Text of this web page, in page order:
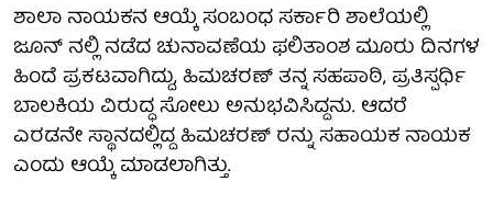
ಶಾಲಾ ನಾಯಕನ ಆಯ್ಕೆ ಸಂಬಂಧ ಸರ್ಕಾರಿ ಶಾಲೆಯಲ್ಲಿ
ಜೂನ್ ನಲ್ಲಿ ನಡೆದ ಚುನಾವಣೆಯ ಫಲಿತಾಂಶ ಮೂರು ದಿನಗಳ
ಹಿಂದೆ ಪ್ರಕಟವಾಗಿದ್ದು, ಹಿಮಚರಣ್ ತನ್ನ ಸಹಪಾಠಿ, ಪ್ರತಿಸ್ಪರ್ಧಿ
ಬಾಲಕಿಯ ವಿರುದ್ಧ ಸೋಲು ಅನುಭವಿಸಿದ್ದನು. ಆದರೆ
ಎರಡನೇ ಸ್ಥಾನದಲ್ಲಿದ್ದ ಹಿಮಚರಣ್ ರನ್ನು ಸಹಾಯಕ ನಾಯಕ
ಎಂದು ಆಯ್ಕೆ ಮಾಡಲಾಗಿತ್ತು.